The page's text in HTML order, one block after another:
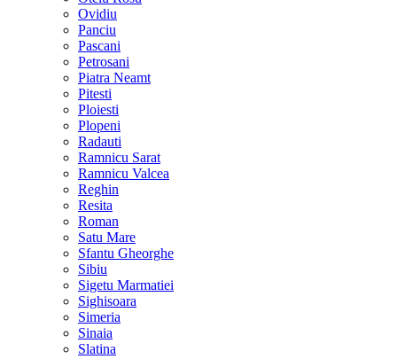
Ovidiu
Panciu
Pascani
Petrosani
Piatra Neamt
Pitesti
Ploiesti
Plopeni
Radauti
Ramnicu Sarat
Ramnicu Valcea
Reghin
Resita
Roman
Satu Mare
Sfantu Gheorghe
Sibiu
Sigetu Marmatiei
Sighisoara
Simeria
Sinaia
Slatina